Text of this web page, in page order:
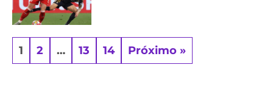
1 2 … 13 14 Próximo »